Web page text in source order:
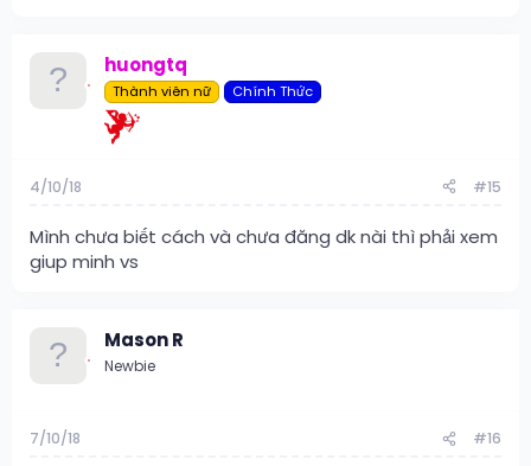
huongtq
Thành viên nữ Chính Thức
4/10/18 #15
Mình chưa biết cách và chưa đăng dk nài thì phải xem
giup minh vs
Mason R
Newbie
7/10/18 #16